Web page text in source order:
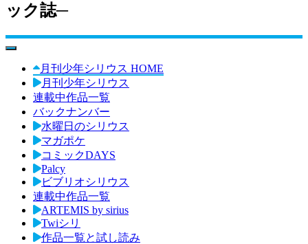
ック誌─
toggle navigation
月刊少年シリウス HOME
月刊少年シリウス
連載中作品一覧
バックナンバー
水曜日のシリウス
マガポケ
コミックDAYS
Palcy
ビブリオシリウス
連載中作品一覧
ARTEMIS by sirius
Twiシリ
作品一覧と試し読み